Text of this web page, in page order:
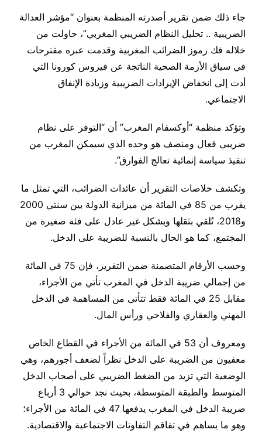
جاء ذلك ضمن تقرير أصدرته المنظمة بعنوان “مؤشر العدالة
الضريبية .. تحليل النظام الضريبي المغربي”، حاولت من
خلاله فك رموز الضرائب المغربية وقدمت عبره مقترحات
في سياق الأزمة الصحية الناتجة عن فيروس كورونا التي
أدت إلى انخفاض الإيرادات الضريبية وزيادة الإنفاق
الاجتماعي.
وتؤكد منظمة “أوكسفام المغرب” أن “التوفر على نظام
ضريبي فعال ومنصف هو وحده الذي سيمكن المغرب من
تنفيذ سياسة إنمائية تعالج الفوارق”.
وتكشف خلاصات التقرير أن عائدات الضرائب، التي تمثل ما
يقرب من 85 في المائة من ميزانية الدولة بين سنتي 2000
و2018، تُلقي بثقلها وبشكل غير عادل على فئة صغيرة من
المجتمع، كما هو الحال بالنسبة للضريبة على الدخل.
وحسب الأرقام المتضمنة ضمن التقرير، فإن 75 في المائة
من إجمالي ضريبة الدخل في المغرب تأتي من الأجراء،
مقابل 25 في المائة فقط تتأتى من المساهمة في الدخل
المهني والعقاري والفلاحي ورأس المال.
ومعروف أن 53 في المائة من الأجراء في القطاع الخاص
معفيون من الضريبة على الدخل نظراً لضعف أجورهم، وهي
الوضعية التي تزيد من الضغط الضريبي على أصحاب الدخل
المتوسط والطبقة المتوسطة، بحيث نجد حوالي 3 أرباع
ضريبة الدخل في المغرب يدفعها 47 في المائة من الأجراء؛
وهو ما يساهم في تفاقم التفاوتات الاجتماعية والاقتصادية.